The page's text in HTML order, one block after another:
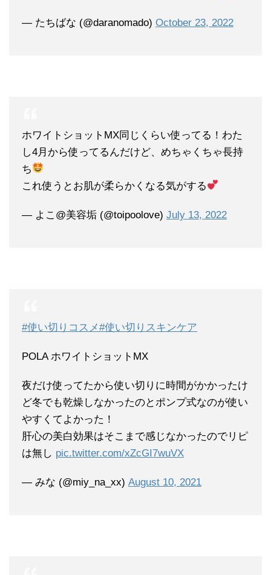
— たちばな (@daranomado) October 23, 2022
ホワイトショットMX同じくらい使ってる！わた
し4月から使ってるんだけど、めちゃくちゃ長持
ち
これ使うとお肌が柔らかくなる気がする
— よこ@美容垢 (@toipoolove) July 13, 2022
#使い切りコスメ#使い切りスキンケア
POLA ホワイトショットMX
夜だけ使ってたから使い切りに時間がかかったけ
ど冬でも乾燥しなかったのとポンプ式なのが使い
やすくてよかった！
肝心の美白効果はそこまで感じなかったのでリピ
は無し pic.twitter.com/xZcGI7wuVX
— みな (@miy_na_xx) August 10, 2021